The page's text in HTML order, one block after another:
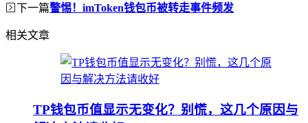
下一篇警惕！imToken钱包币被转走事件频发
相关文章
TP钱包币值显示无变化？别慌，这几个原因与